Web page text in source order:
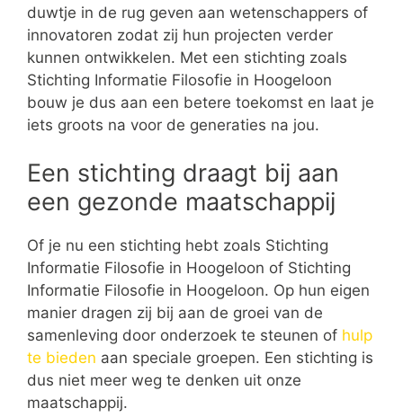
duwtje in de rug geven aan wetenschappers of
innovatoren zodat zij hun projecten verder
kunnen ontwikkelen. Met een stichting zoals
Stichting Informatie Filosofie in Hoogeloon
bouw je dus aan een betere toekomst en laat je
iets groots na voor de generaties na jou.
Een stichting draagt bij aan
een gezonde maatschappij
Of je nu een stichting hebt zoals Stichting
Informatie Filosofie in Hoogeloon of Stichting
Informatie Filosofie in Hoogeloon. Op hun eigen
manier dragen zij bij aan de groei van de
samenleving door onderzoek te steunen of hulp
te bieden aan speciale groepen. Een stichting is
dus niet meer weg te denken uit onze
maatschappij.